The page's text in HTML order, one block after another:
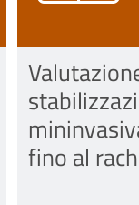
fino al